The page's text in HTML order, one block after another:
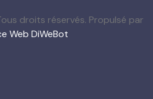
droits réservés. Propulsé par
Web DiWeBot